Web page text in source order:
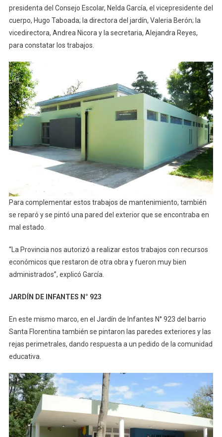
presidenta del Consejo Escolar, Nelda García, el vicepresidente del
cuerpo, Hugo Taboada; la directora del jardín, Valeria Berón; la
vicedirectora, Andrea Nicora y la secretaria, Alejandra Reyes,
para constatar los trabajos.
Para complementar estos trabajos de mantenimiento, también
se reparó y se pintó una pared del exterior que se encontraba en
mal estado.
“La Provincia nos autorizó a realizar estos trabajos con recursos
económicos que restaron de otra obra y fueron muy bien
administrados”, explicó García.
JARDÍN DE INFANTES N° 923
En este mismo marco, en el Jardín de Infantes N° 923 del barrio
Santa Florentina también se pintaron las paredes exteriores y las
rejas perimetrales, dando respuesta a un pedido de la comunidad
educativa.